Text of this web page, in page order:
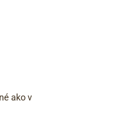
ako v